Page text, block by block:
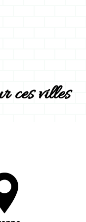
ces villes